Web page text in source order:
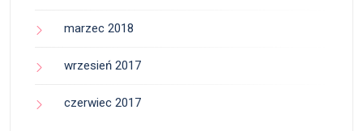
marzec 2018
wrzesień 2017
czerwiec 2017